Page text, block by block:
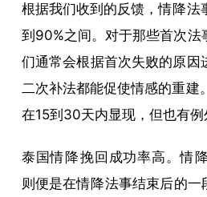
根据我们收到的反馈，情降法
到90%之间。对于那些首次法
们通常会根据首次失败的原因
二次补法都能促使情感的重建
在15到30天内显现，但也有例
泰国情降挽回成功率高。情降
则便是在情降法事结束后的一